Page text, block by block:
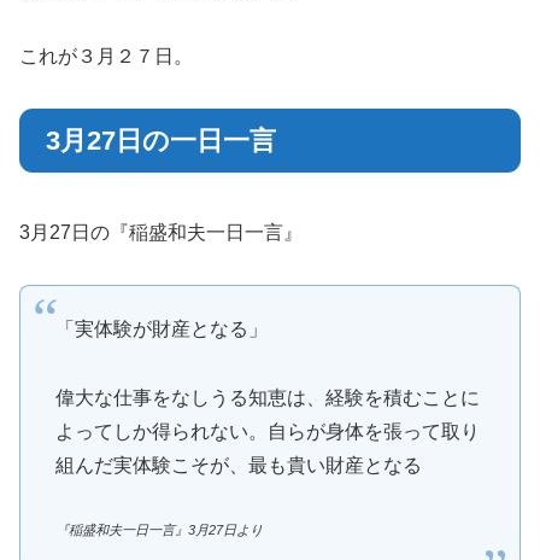
これが３月２７日。
3月27日の一日一言
3月27日の『稲盛和夫一日一言』
「実体験が財産となる」
偉大な仕事をなしうる知恵は、経験を積むことに
よってしか得られない。自らが身体を張って取り
組んだ実体験こそが、最も貴い財産となる
『稲盛和夫一日一言』3月27日より